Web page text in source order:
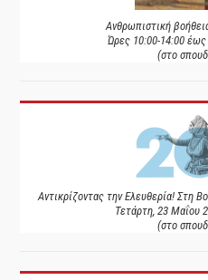
Ανθρωπιστική
Ώρες 10:00-14:00 έως
(στο
Αντικρίζοντας την Ελευθερία! Στη
Τετάρτη, 23 Μαΐου
(στο